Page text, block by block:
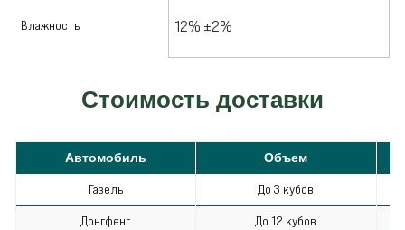
Влажность 12% ±2%
Стоимость доставки
Автомобиль Объем
Газель До 3 кубов
Донгфенг До 12 кубов